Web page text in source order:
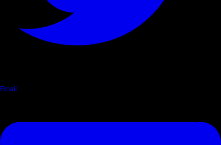
Email